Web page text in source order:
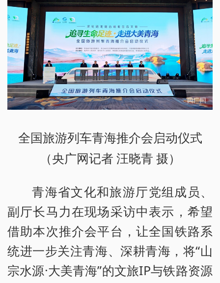
全国旅游列车青海推介会启动仪式
（央广网记者 汪晓青 摄）
青海省文化和旅游厅党组成员、
副厅长马力在现场采访中表示，希望
借助本次推介会平台，让全国铁路系
统进一步关注青海、深耕青海，将“山
宗水源·大美青海”的文旅IP与铁路资源